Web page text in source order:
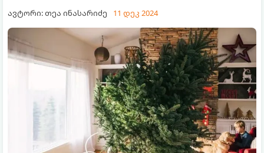
ავტორი: თეა ინასარიძე 11 დეკ 2024